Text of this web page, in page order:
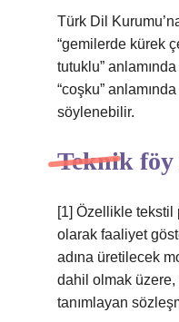
Türk Dil
“gemilerde kürek
tutuklu”
“coşku”
söylenebilir.
Teknik
[1] Özellikle tekstil
olarak faaliyet
adına üretilecek
dahil olmak
tanımlayan